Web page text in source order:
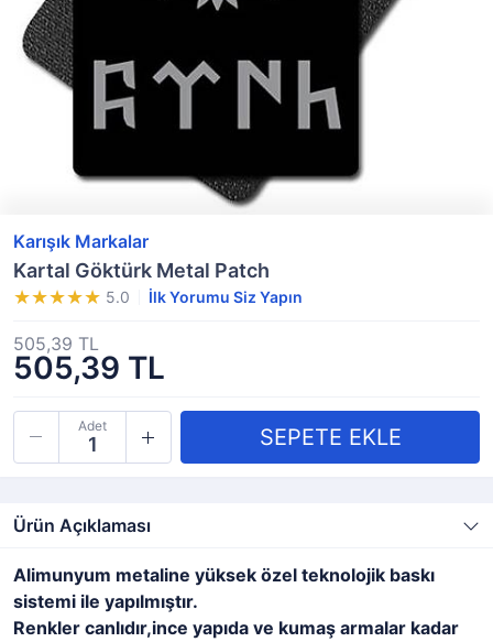
Karışık Markalar
Kartal Göktürk Metal Patch
5.0 İlk Yorumu Siz Yapın
505,39 TL
505,39 TL
Adet
Ürün Açıklaması
Alimunyum metaline yüksek özel teknolojik baskı
sistemi ile yapılmıştır.
Renkler canlıdır,ince yapıda ve kumaş armalar kadar